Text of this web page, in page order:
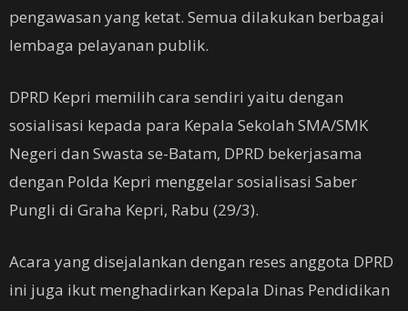
pengawasan yang ketat. Semua dilakukan berbagai
lembaga pelayanan publik.
DPRD Kepri memilih cara sendiri yaitu dengan
sosialisasi kepada para Kepala Sekolah SMA/SMK
Negeri dan Swasta se-Batam, DPRD bekerjasama
dengan Polda Kepri menggelar sosialisasi Saber
Pungli di Graha Kepri, Rabu (29/3).
Acara yang disejalankan dengan reses anggota DPRD
ini juga ikut menghadirkan Kepala Dinas Pendidikan